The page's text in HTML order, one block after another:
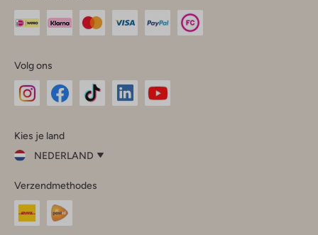
Volg ons
InstagramFacebook
Kies je land
NEDERLAND
je
land
Nederland
Verzendmethodes